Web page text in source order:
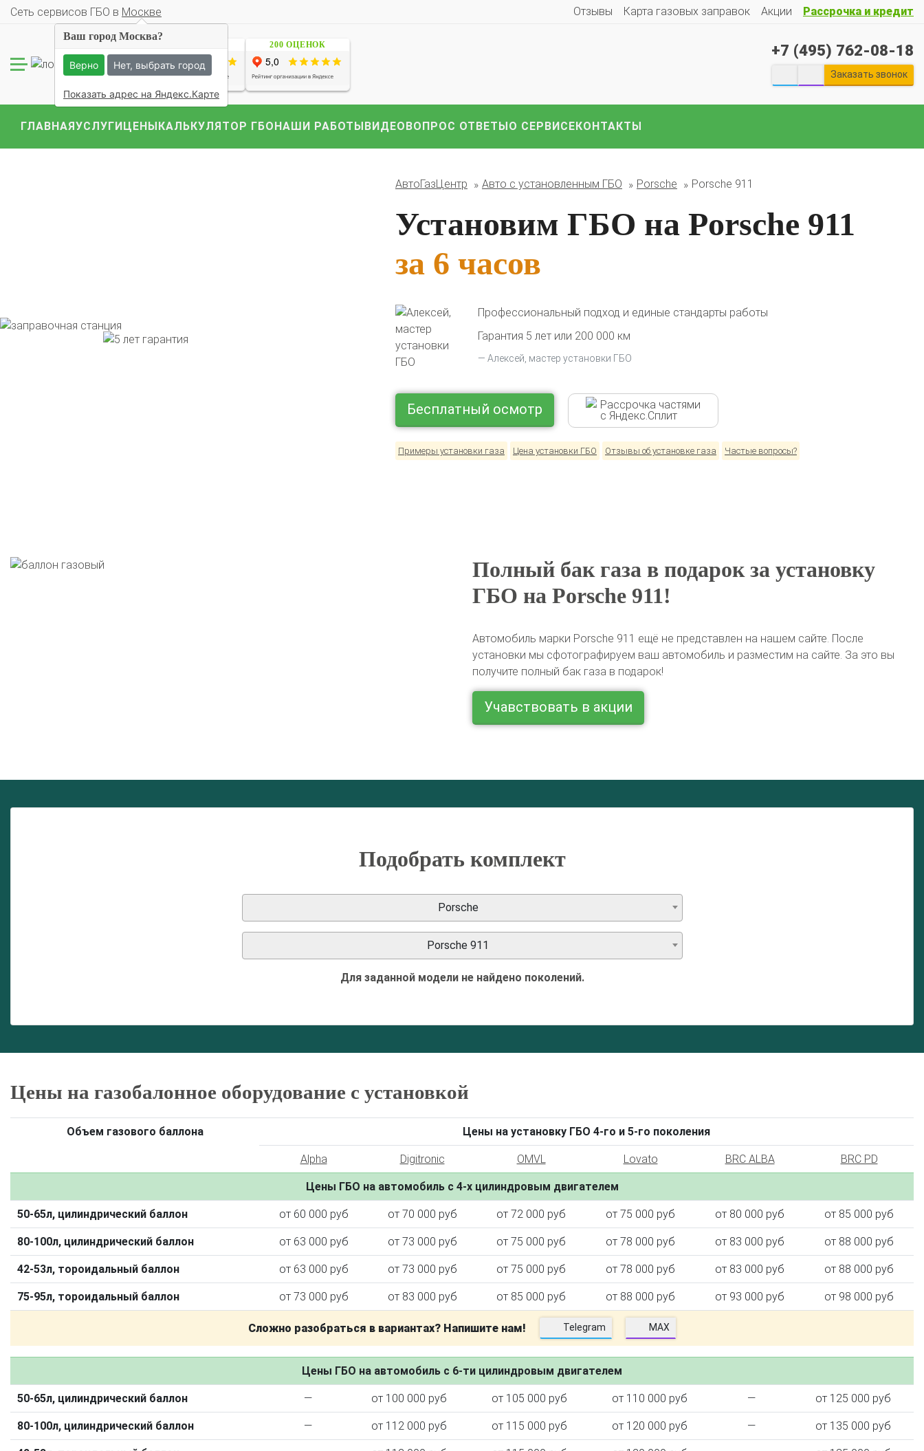
Cеть сервисов ГБО в Москве Отзывы Карта газовых заправок Акции Рассрочка и кредит
Skoda Toyota Volkswagen
О автосервисе
Отзывы клиентов
Установка ГБО за 6 часов
другие авто..
200 ОЦЕНОК +7 (495) 762-08-18
Заказать звонок
ГЛАВНАЯУСЛУГИЦЕНЫКАЛЬКУЛЯТОР ГБОНАШИ РАБОТЫВИДЕОВОПРОС ОТВЕТЫО СЕРВИСЕКОНТАКТЫ
АвтоГазЦентр Авто с установленным ГБО Porsche Porsche 911
Установим ГБО на Porsche 911
за 6 часов
Профессиональный подход и единые стандарты работы
Гарантия 5 лет или 200 000 км
Алексей, мастер установки ГБО
Бесплатный осмотр
Рассрочка частями
с Яндекс.Сплит
Примеры установки газа Цена установки ГБО Отзывы об установке газа Частые вопросы?
Полный бак газа в подарок за установку
ГБО на Porsche 911!
Автомобиль марки Porsche 911 ещё не представлен на нашем сайте. После
установки мы сфотографируем ваш автомобиль и разместим на сайте. За это вы
получите полный бак газа в подарок!
Учавствовать в акции
Подобрать комплект
Porsche
Porsche 911
Для заданной модели не найдено поколений.
Цены на газобалонное оборудование с установкой
Объем газового баллона Цены на установку ГБО 4-го и 5-го поколения
Alpha Digitronic OMVL Lovato BRC ALBA BRC PD
Цены ГБО на автомобиль с 4-х цилиндровым двигателем
50-65л, цилиндрический баллон от 60 000 руб от 70 000 руб от 72 000 руб от 75 000 руб от 80 000 руб от 85 000 руб
80-100л, цилиндрический баллон от 63 000 руб от 73 000 руб от 75 000 руб от 78 000 руб от 83 000 руб от 88 000 руб
42-53л, тороидальный баллон от 63 000 руб от 73 000 руб от 75 000 руб от 78 000 руб от 83 000 руб от 88 000 руб
75-95л, тороидальный баллон от 73 000 руб от 83 000 руб от 85 000 руб от 88 000 руб от 93 000 руб от 98 000 руб
Сложно разобраться в вариантах? Напишите нам! Telegram MAX
Цены ГБО на автомобиль с 6-ти цилиндровым двигателем
50-65л, цилиндрический баллон — от 100 000 руб от 105 000 руб от 110 000 руб — от 125 000 руб
80-100л, цилиндрический баллон — от 112 000 руб от 115 000 руб от 120 000 руб — от 135 000 руб
Ваш город Москва?
Верно Нет, выбрать город
Показать адрес на Яндекс.Карте